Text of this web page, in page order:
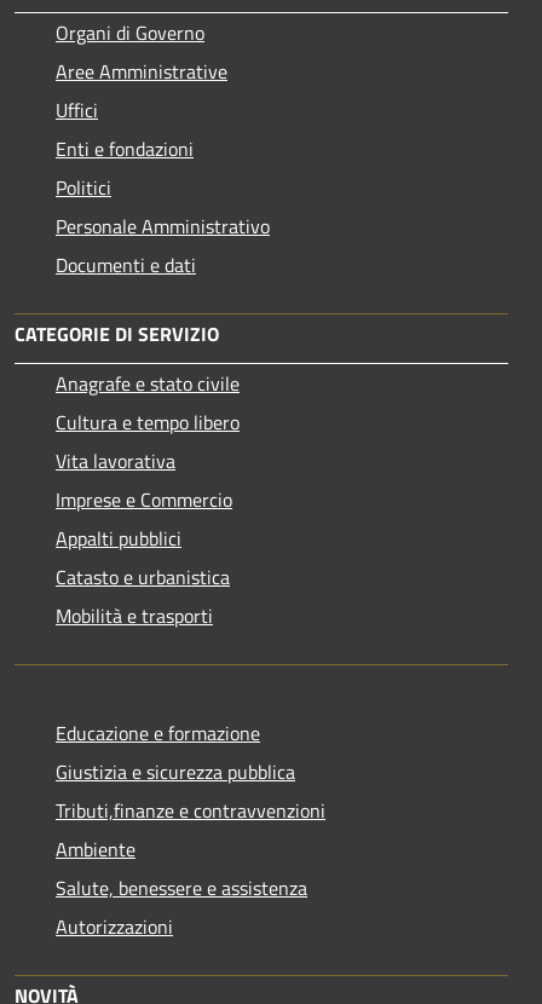
Organi di Governo
Aree Amministrative
Uffici
Enti e fondazioni
Politici
Personale Amministrativo
Documenti e dati
CATEGORIE DI SERVIZIO
Anagrafe e stato civile
Cultura e tempo libero
Vita lavorativa
Imprese e Commercio
Appalti pubblici
Catasto e urbanistica
Mobilità e trasporti
Educazione e formazione
Giustizia e sicurezza pubblica
Tributi,finanze e contravvenzioni
Ambiente
Salute, benessere e assistenza
Autorizzazioni
NOVITÀ